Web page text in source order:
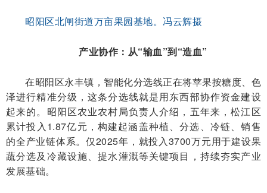
昭阳区北闸街道万亩果园基地。冯云辉摄
产业协作：从“输血”到“造血”
在昭阳区永丰镇，智能化分选线正在将苹果按糖度、色
泽进行精准分级，这条分选线就是用东西部协作资金建设
起来的。昭阳区农业农村局负责人介绍，五年来，松江区
累计投入1.87亿元，构建起涵盖种植、分选、冷链、销售
的全产业链体系。仅2025年，就投入3700万元用于建设果
蔬分选及冷藏设施、提水灌溉等关键项目，持续夯实产业
发展基础。